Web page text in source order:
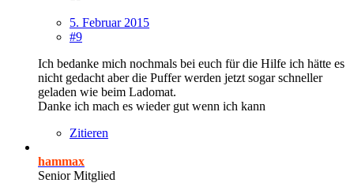
5. Februar 2015
#9
Ich bedanke mich nochmals bei euch für die Hilfe ich hätte es
nicht gedacht aber die Puffer werden jetzt sogar schneller
geladen wie beim Ladomat.
Danke ich mach es wieder gut wenn ich kann
Zitieren
hammax
Senior Mitglied